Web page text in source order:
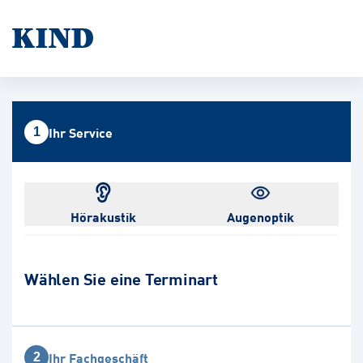
1 Ihr Service
Hörakustik Augenoptik
Wählen Sie eine Terminart
2 Ihr Fachgeschäft